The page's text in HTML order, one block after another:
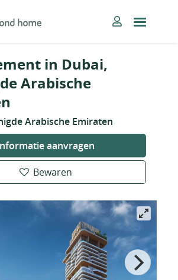
in Dubai,
Arabische
Arabische Emiraten
aanvragen
Bewaren